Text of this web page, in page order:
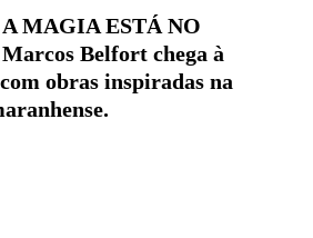
MAGIA ESTÁ NO
Belfort chega à
obras inspiradas na